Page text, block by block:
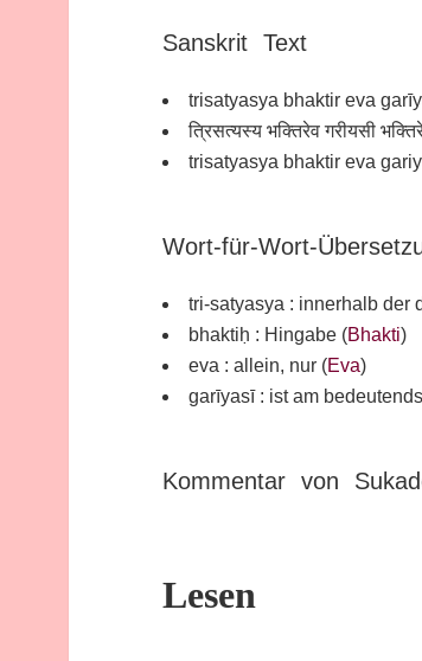
Sanskrit Text
trisatyasya bhaktir eva
त्रिसत्यस्य भक्तिरेव गरीयसी
trisatyasya bhaktir eva
Wort-für-Wort-
tri-satyasya : innerhalb der
bhaktiḥ : Hingabe (Bhakti)
eva : allein, nur (Eva)
garīyasī : ist am
Kommentar von
Lesen